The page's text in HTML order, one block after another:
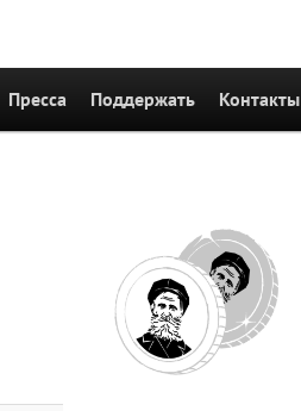
Пресса Поддержать Контакты